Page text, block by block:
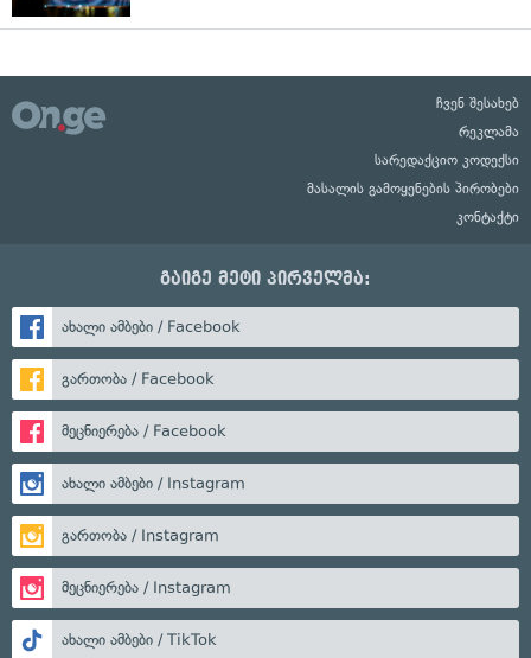
ჩვენ შესახებ
რეკლამა
სარედაქციო კოდექსი
მასალის გამოყენების პირობები
კონტაქტი
გაიგე მეტი პირველმა:
ახალი ამბები / Facebook
გართობა / Facebook
მეცნიერება / Facebook
ახალი ამბები / Instagram
გართობა / Instagram
მეცნიერება / Instagram
ახალი ამბები / TikTok